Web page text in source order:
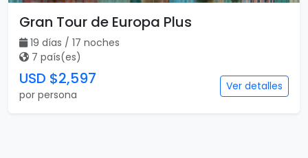
Gran Tour de Europa Plus
19 días / 17 noches
7 país(es)
USD $2,597
por persona
Ver detalles